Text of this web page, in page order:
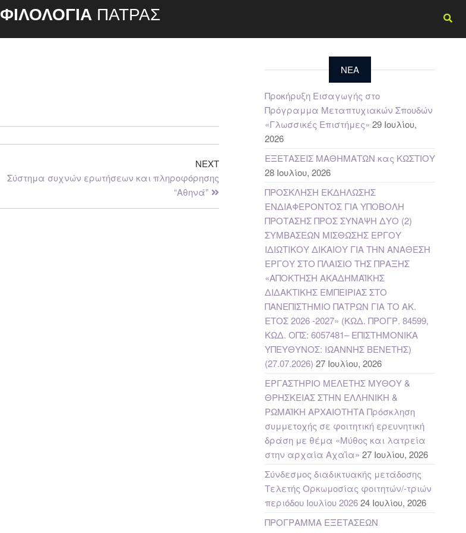
ΦΙΛΟΛΟΓΙΑ ΠΑΤΡΑΣ
NEXT
Σύστημα συχνών ερωτήσεων και πληροφόρησης
“Αθηνά”
NEA
Προκήρυξη Εισαγωγής στο
Πρόγραμμα Μεταπτυχιακών Σπουδών
«Γλωσσικές Επιστήμες» 29 Ιουλίου,
2026
ΕΞΕΤΑΣΕΙΣ ΜΑΘΗΜΑΤΩΝ κας ΚΩΣΤΙΟΥ
28 Ιουλίου, 2026
ΠΡΟΣΚΛΗΣΗ ΕΚΔΗΛΩΣΗΣ
ΕΝΔΙΑΦΕΡΟΝΤΟΣ ΓΙΑ ΥΠΟΒΟΛΗ
ΠΡΟΤΑΣΗΣ ΠΡΟΣ ΣΥΝΑΨΗ ΔΥΟ (2)
ΣΥΜΒΑΣΕΩΝ ΜΙΣΘΩΣΗΣ ΕΡΓΟΥ
ΙΔΙΩΤΙΚΟΥ ΔΙΚΑΙΟΥ ΓΙΑ ΤΗΝ ΑΝΑΘΕΣΗ
ΕΡΓΟΥ ΣΤΟ ΠΛΑΙΣΙΟ ΤΗΣ ΠΡΑΞΗΣ
«ΑΠΟΚΤΗΣΗ ΑΚΑΔΗΜΑΪΚΗΣ
ΔΙΔΑΚΤΙΚΗΣ ΕΜΠΕΙΡΙΑΣ ΣΤΟ
ΠΑΝΕΠΙΣΤΗΜΙΟ ΠΑΤΡΩΝ ΓΙΑ ΤΟ ΑΚ.
ΕΤΟΣ 2026 -2027» (ΚΩΔ. ΠΡΟΓΡ. 84599,
ΚΩΔ. ΟΠΣ: 6057481– ΕΠΙΣΤΗΜΟΝΙΚΑ
ΥΠΕΥΘΥΝΟΣ: ΙΩΑΝΝΗΣ ΒΕΝΕΤΗΣ)
(27.07.2026) 27 Ιουλίου, 2026
ΕΡΓΑΣΤΗΡΙΟ ΜΕΛΕΤΗΣ ΜΥΘΟΥ &
ΘΡΗΣΚΕΙΑΣ ΣΤΗΝ ΕΛΛΗΝΙΚΗ &
ΡΩΜΑΪΚΗ ΑΡΧΑΙΟΤΗΤΑ Πρόσκληση
συμμετοχής σε φοιτητική ερευνητική
δράση με θέμα «Μύθος και λατρεία
στην αρχαία Αχαΐα» 27 Ιουλίου, 2026
Σύνδεσμος διαδικτυακής μετάδοσης
Τελετής Ορκωμοσίας φοιτητών/-τριών
περιόδου Ιουλίου 2026 24 Ιουλίου, 2026
ΠΡΟΓΡΑΜΜΑ ΕΞΕΤΑΣΕΩΝ